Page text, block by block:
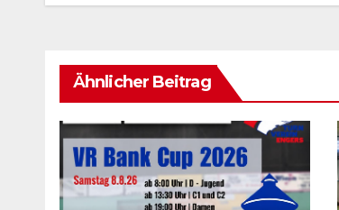
Ähnlicher Beitrag